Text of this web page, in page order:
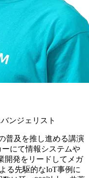
ンジェリスト
普及を推し進める講演
にて情報システムや
開発をリードしてメガ
る先駆的なIoT事例に